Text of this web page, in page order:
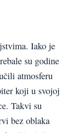
Iako je
su godine
atmosferu
koji u svojoj
Takvi su
bez oblaka